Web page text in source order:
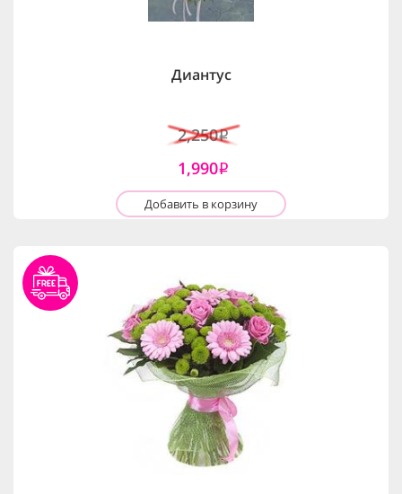
Диантус
2,250i
1,990i
Добавить в корзину